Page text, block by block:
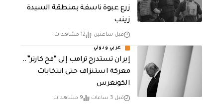
زرع عبوة ناسفة بمنطقة السيدة
زينب
قبل ساعتين 12 مشاهدات
عربي ودولي
إيران تستدرج ترامب إلى “فخ كارتر”..
معركة استنزاف حتى انتخابات
الكونغرس
قبل 3 ساعات 9 مشاهدات